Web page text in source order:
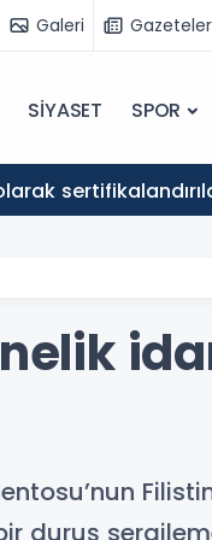
Galeri Gazeteler
SİYASET SPOR
duruş